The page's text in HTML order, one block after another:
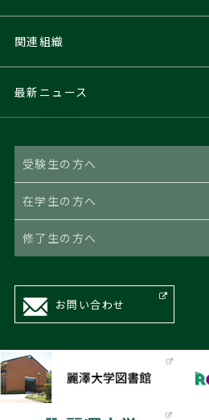
関連組織
最新ニュース
受験生の方へ
在学生の方へ
修了生の方へ
お問い合わせ